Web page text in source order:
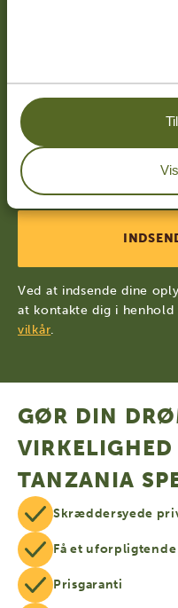
nyheder og
fremtidige rejser.
Ved at indsende dine
at kontakte dig i
vilkår.
GØR DIN
VIRKELIGHED
TANZANIA
Skræddersyede
Få et
Prisgaranti